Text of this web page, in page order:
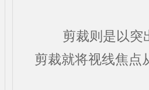
剪裁则是以突出
剪裁就将视线焦点